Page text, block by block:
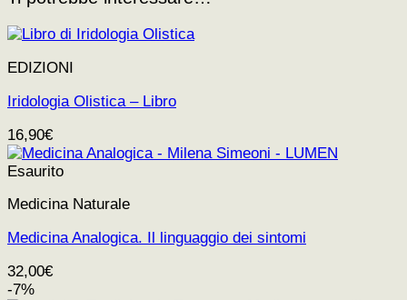
EDIZIONI
Iridologia Olistica – Libro
16,90€
Esaurito
Medicina Naturale
Medicina Analogica. Il linguaggio dei sintomi
32,00€
-7%